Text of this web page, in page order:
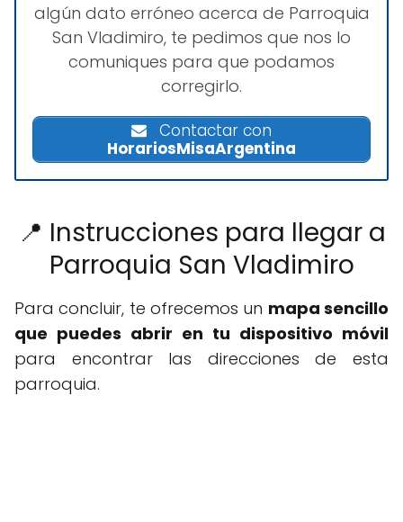
algún dato erróneo acerca de Parroquia
San Vladimiro, te pedimos que nos lo
comuniques para que podamos
corregirlo.
Contactar con
HorariosMisaArgentina
📍 Instrucciones para llegar a
Parroquia San Vladimiro
Para concluir, te ofrecemos un mapa sencillo
que puedes abrir en tu dispositivo móvil
para encontrar las direcciones de esta
parroquia.